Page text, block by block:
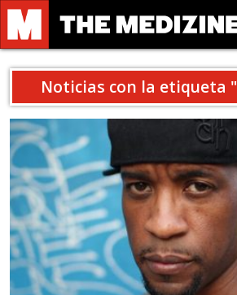
Noticias con la etiqueta "